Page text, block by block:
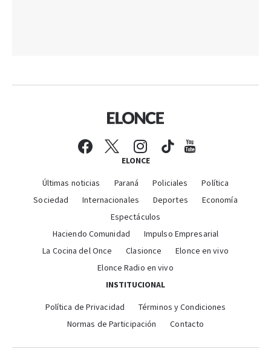
ELONCE
Últimas noticias Paraná Policiales
Política
Sociedad
Internacionales Deportes
Economía
Espectáculos
Haciendo Comunidad
Impulso Empresarial
La Cocina del Once
Clasionce
Elonce en vivo
Elonce Radio en vivo
INSTITUCIONAL
Política de Privacidad
Términos y Condiciones
Normas de Participación
Contacto